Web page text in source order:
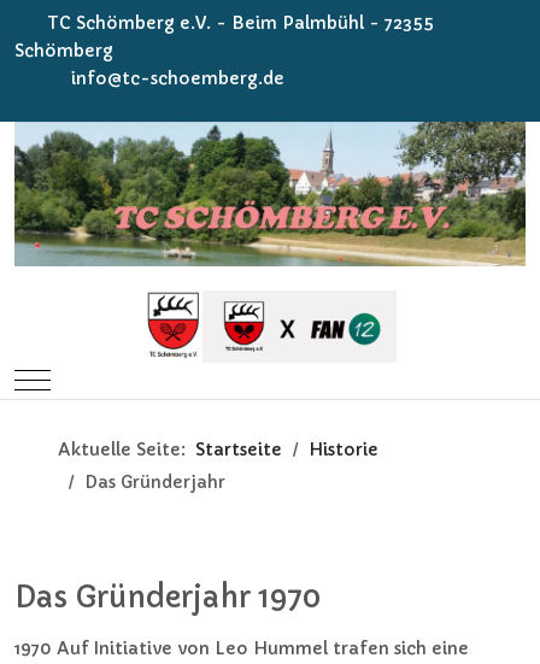
TC Schömberg e.V. - Beim Palmbühl - 72355
Schömberg
info@tc-schoemberg.de
Mobile Menu Toggle
Aktuelle Seite: Startseite
Historie
Das Gründerjahr
Das Gründerjahr 1970
1970 Auf Initiative von Leo Hummel trafen sich eine